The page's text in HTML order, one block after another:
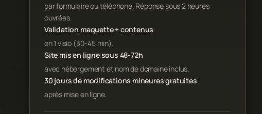
par formulaire ou téléphone. Réponse sous 2 heures
ouvrées.
Validation maquette + contenus
en 1 visio (30-45 min).
Site mis en ligne sous 48-72h
avec hébergement et nom de domaine inclus.
30 jours de modifications mineures gratuites
après mise en ligne.